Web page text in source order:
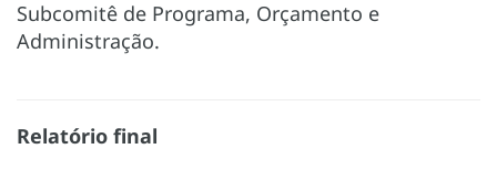
Subcomitê de Programa, Orçamento e
Administração.
Relatório final